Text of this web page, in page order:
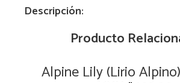
Descripción:
Producto
Alpine Lily (Lirio